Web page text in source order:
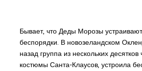
Бывает, что Деды Морозы
беспорядки. В новозеландском
назад группа из нескольких
костюмы Санта-Клаусов, устроила